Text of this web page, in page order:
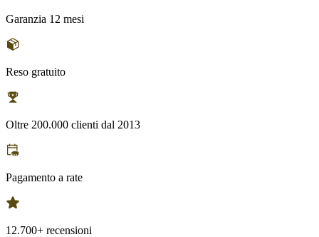
Garanzia 12 mesi
Reso gratuito
Oltre 200.000 clienti dal 2013
Pagamento a rate
12.700+ recensioni